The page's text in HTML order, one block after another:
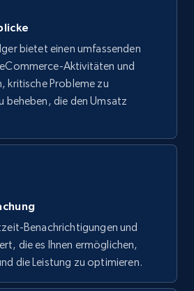
bietet einen umfassenden
Aktivitäten und
kritische Probleme zu
beheben, die den Umsatz
Benachrichtigungen und
die es Ihnen ermöglichen,
die Leistung zu optimieren.